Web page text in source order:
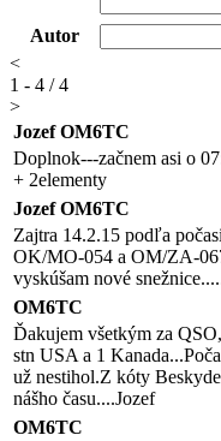
Autor
<
1 - 4 / 4
>
Jozef OM6TC
Doplnok---začnem asi o
+ 2elementy
Jozef OM6TC
Zajtra 14.2.15 podľa
OK/MO-054 a OM/ZA-
vyskúšam nové
OM6TC
Ďakujem všetkým za
stn USA a 1
už nestihol.Z kóty
nášho času....Jozef
OM6TC